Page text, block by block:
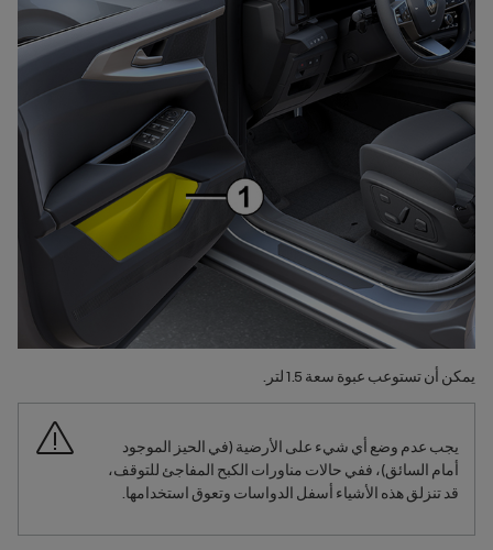
يمكن أن تستوعب عبوة سعة 1.5 لتر.
يجب عدم وضع أي شيء على الأرضية (في الحيز الموجود
أمام السائق)، ففي حالات مناورات الكبح المفاجئ للتوقف،
قد تنزلق هذه الأشياء أسفل الدواسات وتعوق استخدامها.